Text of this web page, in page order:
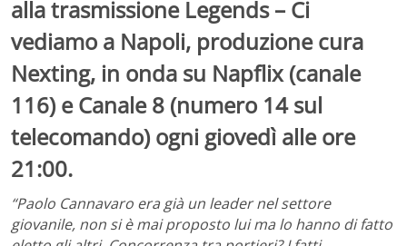
alla trasmissione Legends – Ci
vediamo a Napoli, produzione cura
Nexting, in onda su Napflix (canale
116) e Canale 8 (numero 14 sul
telecomando) ogni giovedì alle ore
21:00.
“Paolo Cannavaro era già un leader nel settore
giovanile, non si è mai proposto lui ma lo hanno di fatto